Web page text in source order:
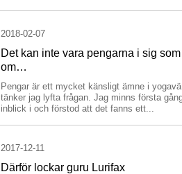
2018-02-07
Det kan inte vara pengarna i sig
om…
Pengar är ett mycket känsligt ämne i
tänker jag lyfta frågan. Jag minns första
inblick i och förstod att det fanns ett...
2017-12-11
Därför lockar guru Lurifax